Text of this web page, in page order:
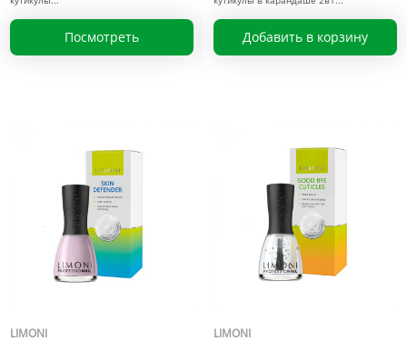
Посмотреть Добавить в корзину
LIMONI LIMONI